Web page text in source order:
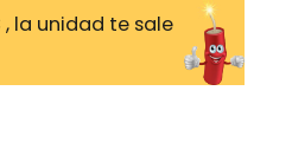
, la unidad te sale